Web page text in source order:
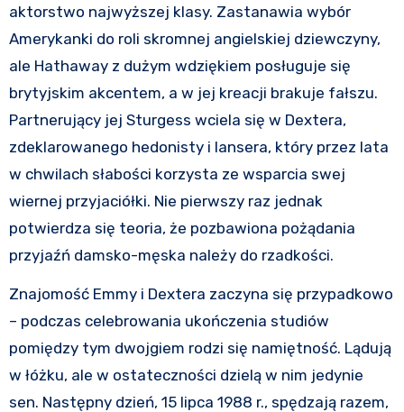
aktorstwo najwyższej klasy. Zastanawia wybór
Amerykanki do roli skromnej angielskiej dziewczyny,
ale Hathaway z dużym wdziękiem posługuje się
brytyjskim akcentem, a w jej kreacji brakuje fałszu.
Partnerujący jej Sturgess wciela się w Dextera,
zdeklarowanego hedonisty i lansera, który przez lata
w chwilach słabości korzysta ze wsparcia swej
wiernej przyjaciółki. Nie pierwszy raz jednak
potwierdza się teoria, że pozbawiona pożądania
przyjaźń damsko-męska należy do rzadkości.
Znajomość Emmy i Dextera zaczyna się przypadkowo
– podczas celebrowania ukończenia studiów
pomiędzy tym dwojgiem rodzi się namiętność. Lądują
w łóżku, ale w ostateczności dzielą w nim jedynie
sen. Następny dzień, 15 lipca 1988 r., spędzają razem,